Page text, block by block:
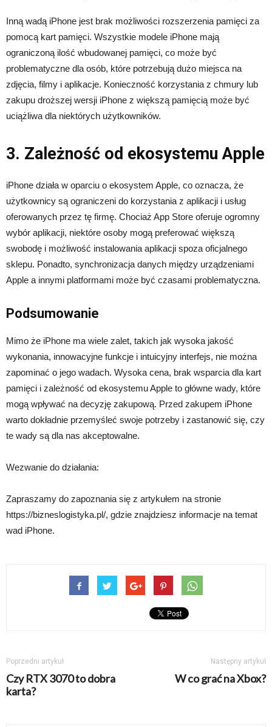
Inną wadą iPhone jest brak możliwości rozszerzenia pamięci za
pomocą kart pamięci. Wszystkie modele iPhone mają
ograniczoną ilość wbudowanej pamięci, co może być
problematyczne dla osób, które potrzebują dużo miejsca na
zdjęcia, filmy i aplikacje. Konieczność korzystania z chmury lub
zakupu droższej wersji iPhone z większą pamięcią może być
uciążliwa dla niektórych użytkowników.
3. Zależność od ekosystemu Apple
iPhone działa w oparciu o ekosystem Apple, co oznacza, że
użytkownicy są ograniczeni do korzystania z aplikacji i usług
oferowanych przez tę firmę. Chociaż App Store oferuje ogromny
wybór aplikacji, niektóre osoby mogą preferować większą
swobodę i możliwość instalowania aplikacji spoza oficjalnego
sklepu. Ponadto, synchronizacja danych między urządzeniami
Apple a innymi platformami może być czasami problematyczna.
Podsumowanie
Mimo że iPhone ma wiele zalet, takich jak wysoka jakość
wykonania, innowacyjne funkcje i intuicyjny interfejs, nie można
zapominać o jego wadach. Wysoka cena, brak wsparcia dla kart
pamięci i zależność od ekosystemu Apple to główne wady, które
mogą wpływać na decyzję zakupową. Przed zakupem iPhone
warto dokładnie przemyśleć swoje potrzeby i zastanowić się, czy
te wady są dla nas akceptowalne.
Wezwanie do działania:
Zapraszamy do zapoznania się z artykułem na stronie
https://bizneslogistyka.pl/, gdzie znajdziesz informacje na temat
wad iPhone.
Poprzedni artykuł
Czy RTX 3070 to dobra
karta?
Następny artykuł
W co grać na Xbox?